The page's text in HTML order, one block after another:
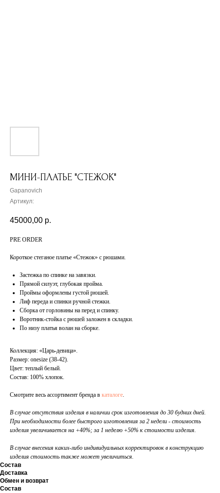
МИНИ-ПЛАТЬЕ "СТЕЖОК"
Gapanovich
Артикул:
45000,00 р.
PRE ORDER
Короткое стеганое платье «Стежок» с рюшами.
Застежка по спинке на завязки.
Прямой силуэт, глубокая пройма.
Проймы оформлены густой рюшей.
Лиф переда и спинки ручной стежки.
Сборка от горловины на перед и спинку.
Воротник-стойка с рюшей заложен в складки.
По низу платья волан на сборке.
Коллекция: «Царь-девица».
Размер: onesize (38-42).
Цвет: теплый белый.
Состав: 100% хлопок.
Смотрите весь ассортимент бренда в каталоге.
В случае отсутствия изделия в наличии срок изготовления до 30 будних дней.
При необходимости более быстрого изготовления за 2 недели - стоимость
изделия увеличивается на +40%; за 1 неделю +50% к стоимости изделия.
В случае внесения каких-либо индивидуальных корректировок в конструкцию
изделия стоимость также может увеличиться.
Состав
Доставка
Обмен и возврат
Состав